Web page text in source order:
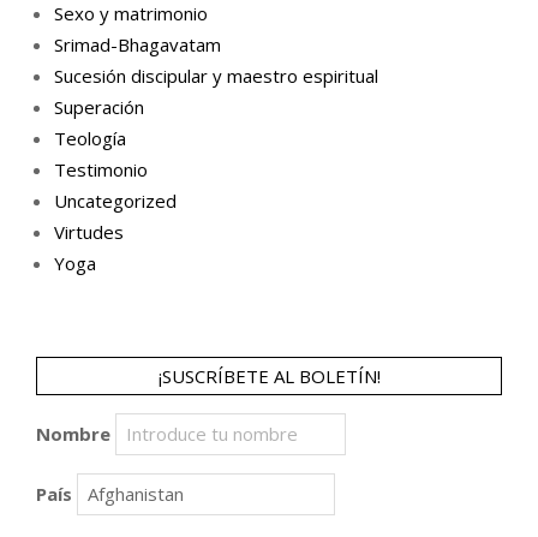
Sexo y matrimonio
Srimad-Bhagavatam
Sucesión discipular y maestro espiritual
Superación
Teología
Testimonio
Uncategorized
Virtudes
Yoga
¡SUSCRÍBETE AL BOLETÍN!
Nombre
País